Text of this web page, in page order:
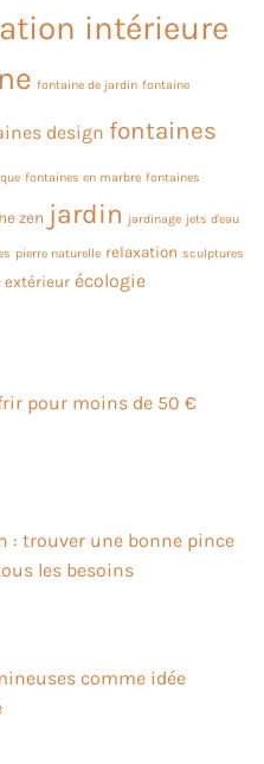
intérieure
fontaine de jardin fontaine
design fontaines
fontaines en marbre fontaines
zen jardin jardinage jets d'eau
pierre naturelle relaxation sculptures
extérieur écologie
pour moins de 50 €
: trouver une bonne pince
les besoins
comme idée